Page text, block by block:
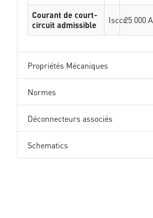
Courant de court-
circuit admissible
Isccr25 000 A
Propriétés Mécaniques
Normes
Déconnecteurs associés
Schematics